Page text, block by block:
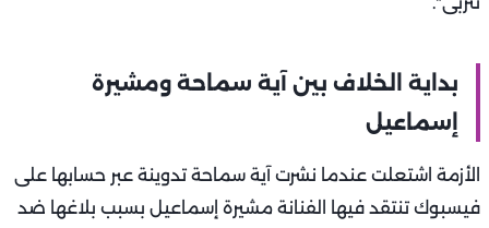
بداية الخلاف بين آية سماحة ومشيرة
إسماعيل
الأزمة اشتعلت عندما نشرت آية سماحة تدوينة عبر حسابها على
فيسبوك تنتقد فيها الفنانة مشيرة إسماعيل بسبب بلاغها ضد